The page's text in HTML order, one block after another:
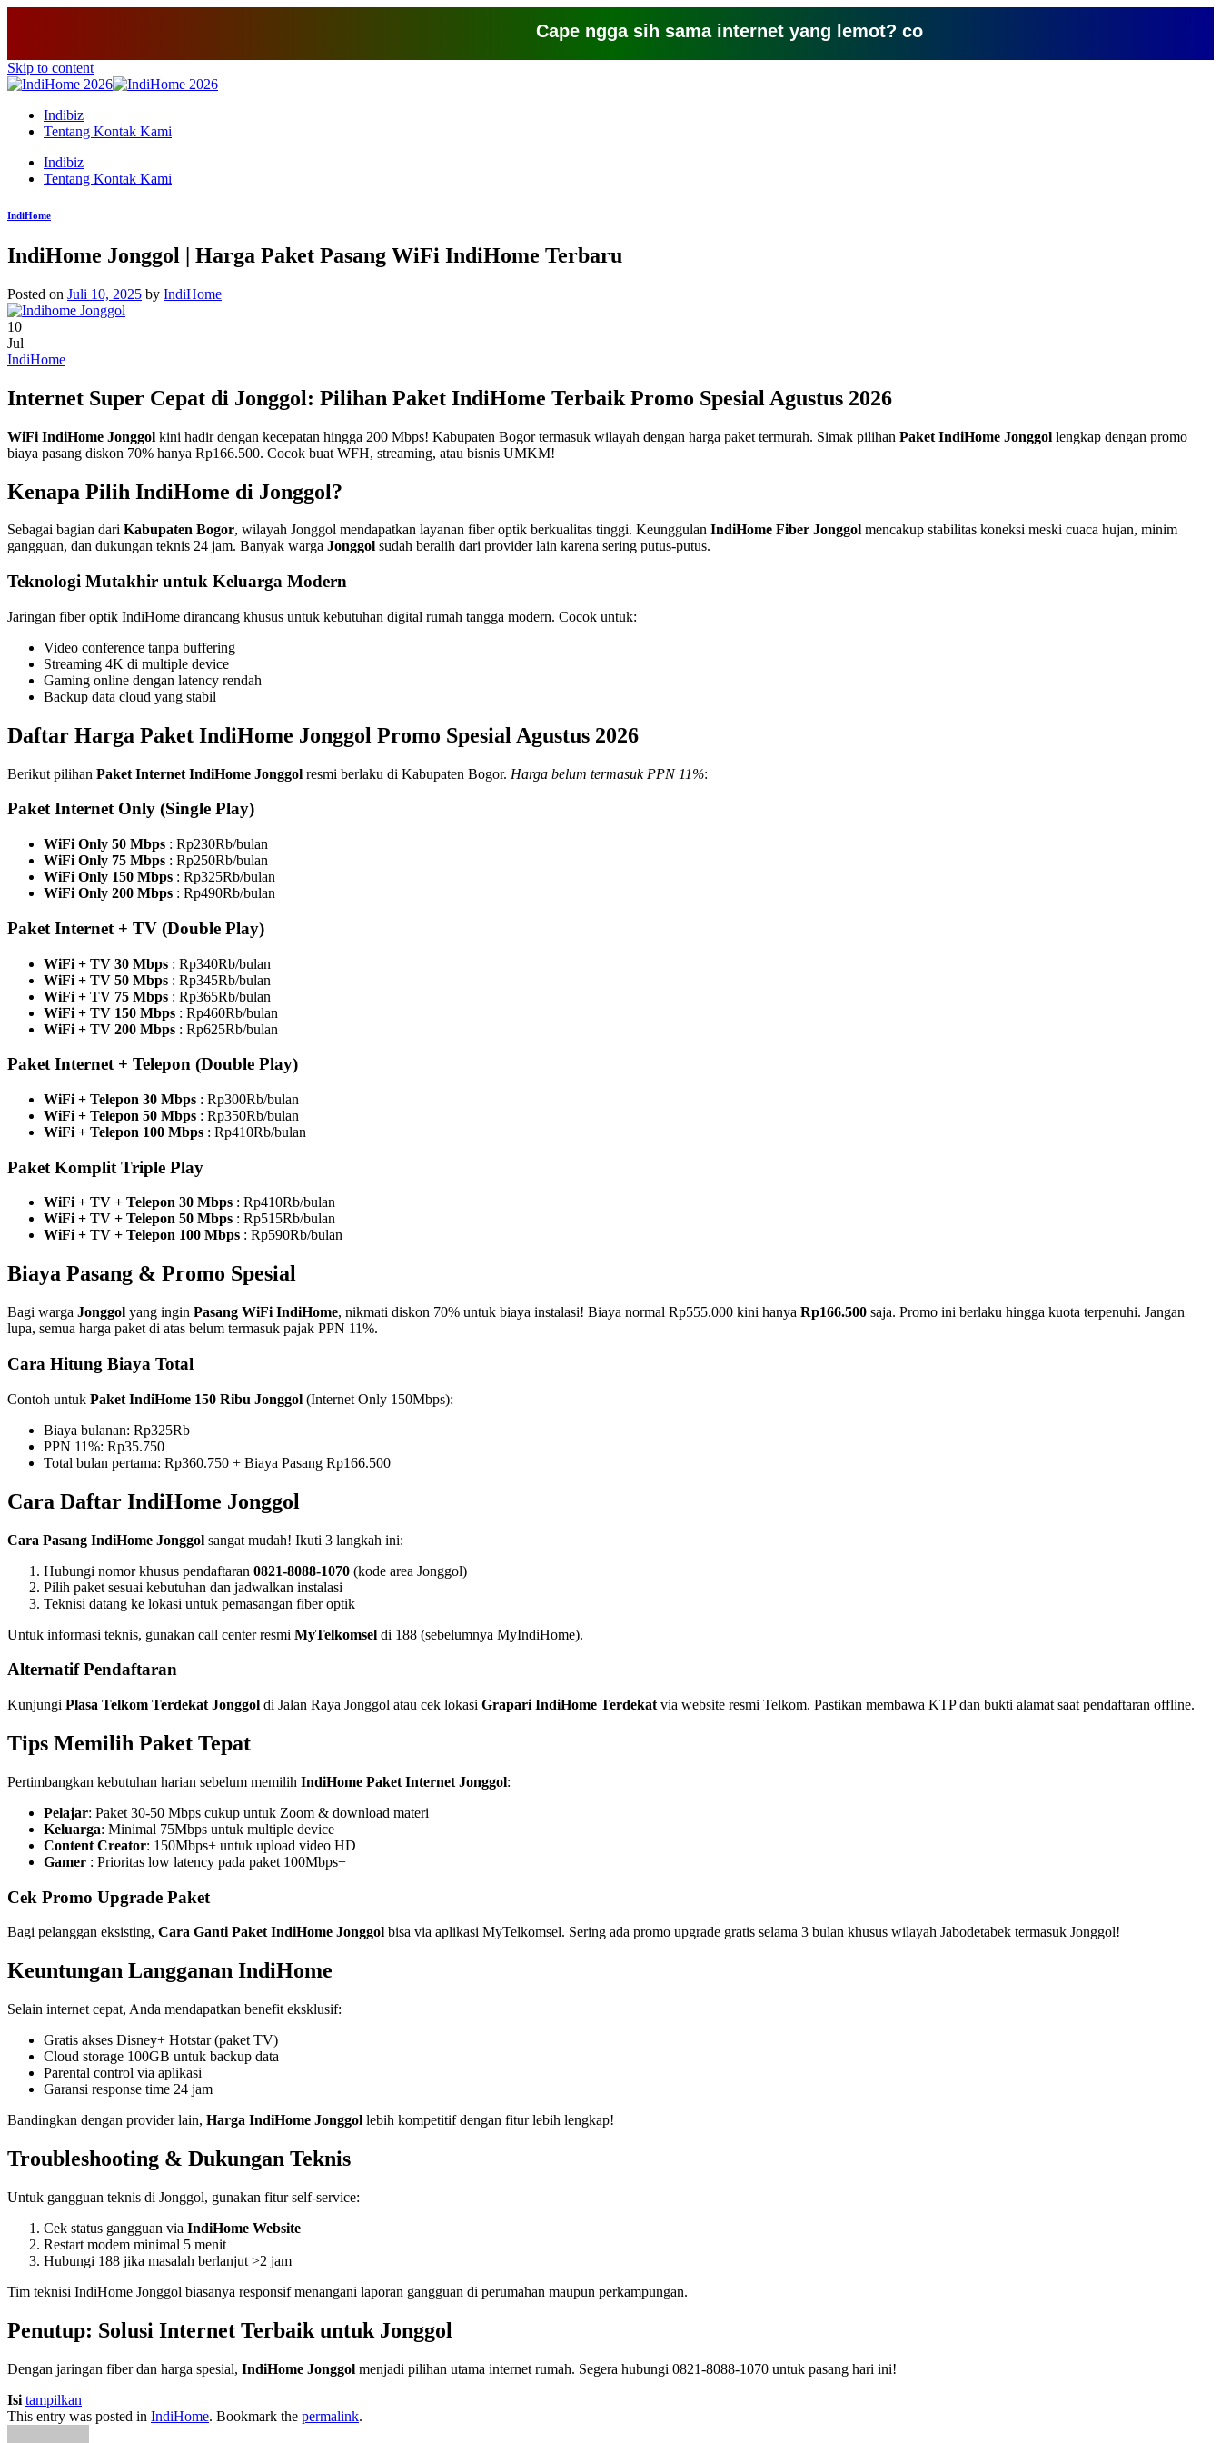
Cape ngga sih sama internet yang lemot? coba pake yang ini, klik disini
Skip to content
Indibiz
Tentang Kontak Kami
Indibiz
Tentang Kontak Kami
IndiHome
IndiHome Jonggol | Harga Paket Pasang WiFi IndiHome Terbaru
Posted on Juli 10, 2025 by IndiHome
10
Jul
IndiHome
Internet Super Cepat di Jonggol: Pilihan Paket IndiHome Terbaik Promo Spesial Agustus 2026
WiFi IndiHome Jonggol kini hadir dengan kecepatan hingga 200 Mbps! Kabupaten Bogor termasuk wilayah dengan harga paket termurah. Simak pilihan Paket IndiHome Jonggol lengkap dengan promo
biaya pasang diskon 70% hanya Rp166.500. Cocok buat WFH, streaming, atau bisnis UMKM!
Kenapa Pilih IndiHome di Jonggol?
Sebagai bagian dari Kabupaten Bogor, wilayah Jonggol mendapatkan layanan fiber optik berkualitas tinggi. Keunggulan IndiHome Fiber Jonggol mencakup stabilitas koneksi meski cuaca hujan, minim
gangguan, dan dukungan teknis 24 jam. Banyak warga Jonggol sudah beralih dari provider lain karena sering putus-putus.
Teknologi Mutakhir untuk Keluarga Modern
Jaringan fiber optik IndiHome dirancang khusus untuk kebutuhan digital rumah tangga modern. Cocok untuk:
Video conference tanpa buffering
Streaming 4K di multiple device
Gaming online dengan latency rendah
Backup data cloud yang stabil
Daftar Harga Paket IndiHome Jonggol Promo Spesial Agustus 2026
Berikut pilihan Paket Internet IndiHome Jonggol resmi berlaku di Kabupaten Bogor. Harga belum termasuk PPN 11%:
Paket Internet Only (Single Play)
WiFi Only 50 Mbps : Rp230Rb/bulan
WiFi Only 75 Mbps : Rp250Rb/bulan
WiFi Only 150 Mbps : Rp325Rb/bulan
WiFi Only 200 Mbps : Rp490Rb/bulan
Paket Internet + TV (Double Play)
WiFi + TV 30 Mbps : Rp340Rb/bulan
WiFi + TV 50 Mbps : Rp345Rb/bulan
WiFi + TV 75 Mbps : Rp365Rb/bulan
WiFi + TV 150 Mbps : Rp460Rb/bulan
WiFi + TV 200 Mbps : Rp625Rb/bulan
Paket Internet + Telepon (Double Play)
WiFi + Telepon 30 Mbps : Rp300Rb/bulan
WiFi + Telepon 50 Mbps : Rp350Rb/bulan
WiFi + Telepon 100 Mbps : Rp410Rb/bulan
Paket Komplit Triple Play
WiFi + TV + Telepon 30 Mbps : Rp410Rb/bulan
WiFi + TV + Telepon 50 Mbps : Rp515Rb/bulan
WiFi + TV + Telepon 100 Mbps : Rp590Rb/bulan
Biaya Pasang & Promo Spesial
Bagi warga Jonggol yang ingin Pasang WiFi IndiHome, nikmati diskon 70% untuk biaya instalasi! Biaya normal Rp555.000 kini hanya Rp166.500 saja. Promo ini berlaku hingga kuota terpenuhi. Jangan
lupa, semua harga paket di atas belum termasuk pajak PPN 11%.
Cara Hitung Biaya Total
Contoh untuk Paket IndiHome 150 Ribu Jonggol (Internet Only 150Mbps):
Biaya bulanan: Rp325Rb
PPN 11%: Rp35.750
Total bulan pertama: Rp360.750 + Biaya Pasang Rp166.500
Cara Daftar IndiHome Jonggol
Cara Pasang IndiHome Jonggol sangat mudah! Ikuti 3 langkah ini:
Hubungi nomor khusus pendaftaran 0821-8088-1070 (kode area Jonggol)
Pilih paket sesuai kebutuhan dan jadwalkan instalasi
Teknisi datang ke lokasi untuk pemasangan fiber optik
Untuk informasi teknis, gunakan call center resmi MyTelkomsel di 188 (sebelumnya MyIndiHome).
Alternatif Pendaftaran
Kunjungi Plasa Telkom Terdekat Jonggol di Jalan Raya Jonggol atau cek lokasi Grapari IndiHome Terdekat via website resmi Telkom. Pastikan membawa KTP dan bukti alamat saat pendaftaran offline.
Tips Memilih Paket Tepat
Pertimbangkan kebutuhan harian sebelum memilih IndiHome Paket Internet Jonggol:
Pelajar: Paket 30-50 Mbps cukup untuk Zoom & download materi
Keluarga: Minimal 75Mbps untuk multiple device
Content Creator: 150Mbps+ untuk upload video HD
Gamer : Prioritas low latency pada paket 100Mbps+
Cek Promo Upgrade Paket
Bagi pelanggan eksisting, Cara Ganti Paket IndiHome Jonggol bisa via aplikasi MyTelkomsel. Sering ada promo upgrade gratis selama 3 bulan khusus wilayah Jabodetabek termasuk Jonggol!
Keuntungan Langganan IndiHome
Selain internet cepat, Anda mendapatkan benefit eksklusif:
Gratis akses Disney+ Hotstar (paket TV)
Cloud storage 100GB untuk backup data
Parental control via aplikasi
Garansi response time 24 jam
Bandingkan dengan provider lain, Harga IndiHome Jonggol lebih kompetitif dengan fitur lebih lengkap!
Troubleshooting & Dukungan Teknis
Untuk gangguan teknis di Jonggol, gunakan fitur self-service:
Cek status gangguan via IndiHome Website
Restart modem minimal 5 menit
Hubungi 188 jika masalah berlanjut >2 jam
Tim teknisi IndiHome Jonggol biasanya responsif menangani laporan gangguan di perumahan maupun perkampungan.
Penutup: Solusi Internet Terbaik untuk Jonggol
Dengan jaringan fiber dan harga spesial, IndiHome Jonggol menjadi pilihan utama internet rumah. Segera hubungi 0821-8088-1070 untuk pasang hari ini!
Isi tampilkan
This entry was posted in IndiHome. Bookmark the permalink.